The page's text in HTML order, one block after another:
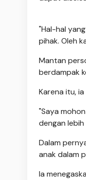
"Hal-hal
pihak. Oleh
Mantan
berdampak
Karena itu,
"Saya
dengan
Dalam
anak dalam
Ia